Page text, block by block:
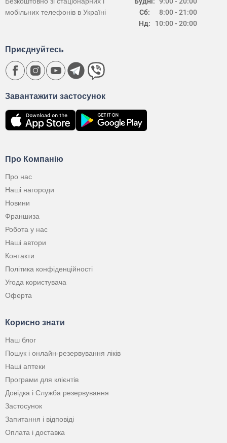
Сб:
Нд:
8:00 - 21:00
10:00 - 20:00
мобільних телефонів в Україні
Про Компанію
Про нас
Наші нагороди
Новини
Франшиза
Робота у нас
Наші автори
Контакти
Політика конфіденційності
Угода користувача
Оферта
Корисно знати
Наш блог
Пошук і онлайн-резервування ліків
Наші аптеки
Програми для клієнтів
Довідка і Служба резервування
Застосунок
Запитання і відповіді
Оплата і доставка
Завантажити застосунок
Приєднуйтесь